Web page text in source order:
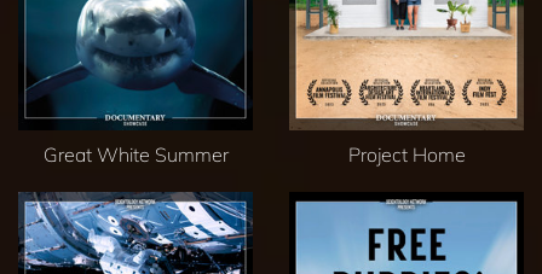
Great White Summer Project Home